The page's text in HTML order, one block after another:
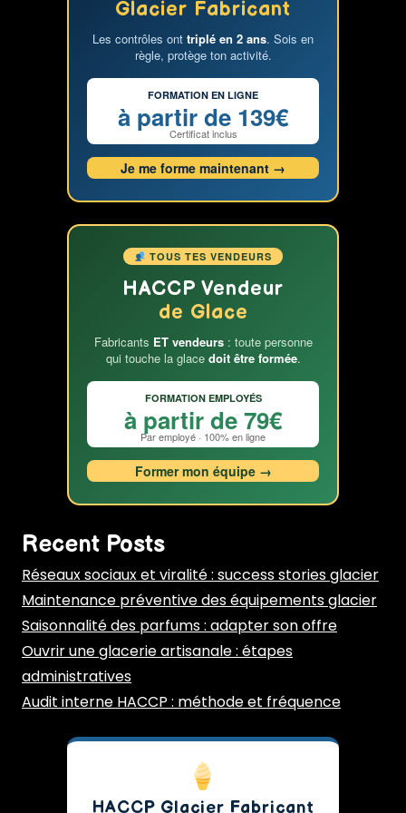
Glacier Fabricant
Les contrôles ont triplé en 2 ans. Sois en
règle, protège ton activité.
FORMATION EN LIGNE
à partir de 139€
Certificat inclus
Je me forme maintenant →
TOUS TES VENDEURS
HACCP Vendeur
de Glace
Fabricants ET vendeurs: toute personne
qui touche la glace doit être formée.
FORMATION EMPLOYÉS
à partir de 79€
Par employé · 100% en ligne
Former mon équipe →
Recent Posts
Réseaux sociaux et viralité : success stories glacier
Maintenance préventive des équipements glacier
Saisonnalité des parfums : adapter son offre
Ouvrir une glacerie artisanale : étapes
administratives
Audit interne HACCP : méthode et fréquence
HACCP Glacier Fabricant